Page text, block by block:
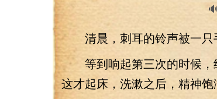
清晨，刺耳的铃声被一只
等到响起第三次的时候，
这才起床，洗漱之后，精神饱